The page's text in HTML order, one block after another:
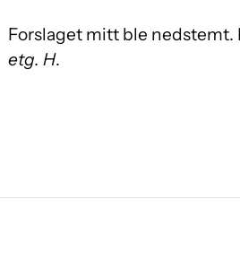
Forslaget mitt ble
etg. H.